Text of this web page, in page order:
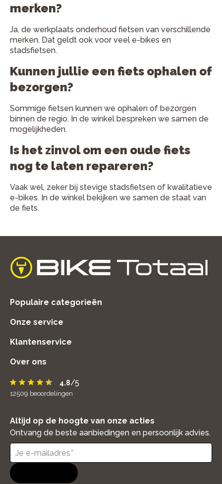
merken?
Ja, de werkplaats onderhoud fietsen van verschillende
merken. Dat geldt ook voor veel e-bikes en
stadsfietsen.
Kunnen jullie een fiets ophalen of
bezorgen?
Sommige fietsen kunnen we ophalen of bezorgen
binnen de regio. In de winkel bespreken we samen de
mogelijkheden.
Is het zinvol om een oude fiets
nog te laten repareren?
Vaak wel, zeker bij stevige stadsfietsen of kwalitatieve
e-bikes. In de winkel bekijken we samen de staat van
de fiets.
home
Populaire categorieën
Onze service
Klantenservice
Over ons
4.8/5
12509 beoordelingen
Altijd op de hoogte van onze acties
Ontvang de beste aanbiedingen en persoonlijk advies.